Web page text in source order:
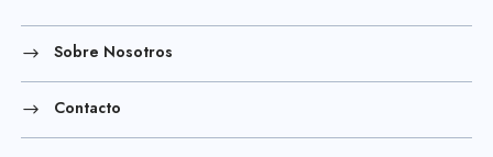
Sobre Nosotros
Contacto